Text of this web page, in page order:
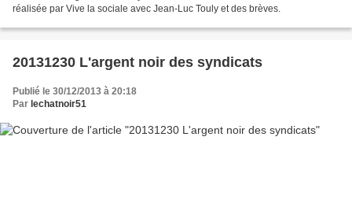
réalisée par Vive la sociale avec Jean-Luc Touly et des brèves.
20131230 L'argent noir des syndicats
Publié le 30/12/2013 à 20:18
Par lechatnoir51